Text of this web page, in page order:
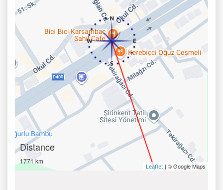
Distance
1771 km
Leaflet | © Google Maps